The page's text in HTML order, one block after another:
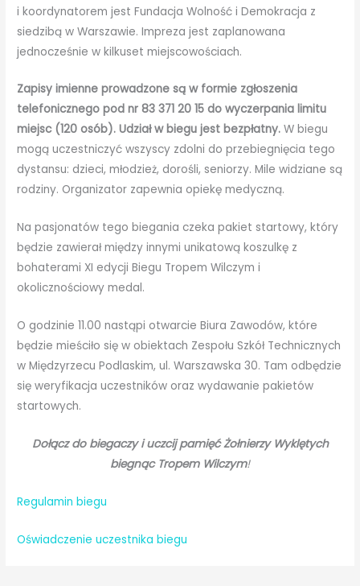
i koordynatorem jest Fundacja Wolność i Demokracja z
siedzibą w Warszawie. Impreza jest zaplanowana
jednocześnie w kilkuset miejscowościach.
Zapisy imienne prowadzone są w formie zgłoszenia
telefonicznego pod nr 83 371 20 15 do wyczerpania limitu
miejsc (120 osób). Udział w biegu jest bezpłatny. W biegu
mogą uczestniczyć wszyscy zdolni do przebiegnięcia tego
dystansu: dzieci, młodzież, dorośli, seniorzy. Mile widziane są
rodziny. Organizator zapewnia opiekę medyczną.
Na pasjonatów tego biegania czeka pakiet startowy, który
będzie zawierał między innymi unikatową koszulkę z
bohaterami XI edycji Biegu Tropem Wilczym i
okolicznościowy medal.
O godzinie 11.00 nastąpi otwarcie Biura Zawodów, które
będzie mieściło się w obiektach Zespołu Szkół Technicznych
w Międzyrzecu Podlaskim, ul. Warszawska 30. Tam odbędzie
się weryfikacja uczestników oraz wydawanie pakietów
startowych.
Dołącz do biegaczy i uczcij pamięć Żołnierzy Wyklętych
biegnąc Tropem Wilczym!
Regulamin biegu
Oświadczenie uczestnika biegu